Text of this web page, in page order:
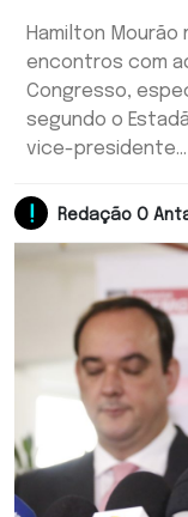
Hamilton Mourão
encontros com
Congresso,
segundo o
vice-presidente...
Redação O